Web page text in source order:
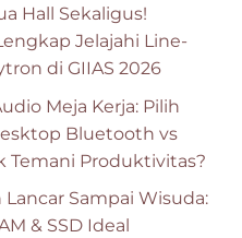
Hall Sekaligus!
Jelajahi Line-
di GIIAS 2026
Meja Kerja: Pilih
Bluetooth vs
Temani Produktivitas?
Lancar Sampai Wisuda:
& SSD Ideal